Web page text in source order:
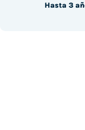
Hasta 3